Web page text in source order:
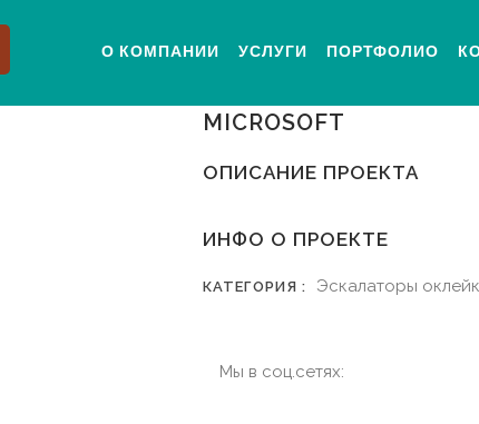
О КОМПАНИИ УСЛУГИ ПОРТФОЛИО
MICROSOFT
ОПИСАНИЕ ПРОЕКТА
ИНФО О ПРОЕКТЕ
КАТЕГОРИЯ : Эскалаторы
Мы в соц.сетях: